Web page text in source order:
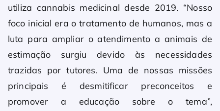
utiliza cannabis medicinal desde 2019. “Nosso
foco inicial era o tratamento de humanos, mas a
luta para ampliar o atendimento a animais de
estimação surgiu devido às necessidades
trazidas por tutores. Uma de nossas missões
principais é desmitificar preconceitos e
promover a educação sobre o tema”,